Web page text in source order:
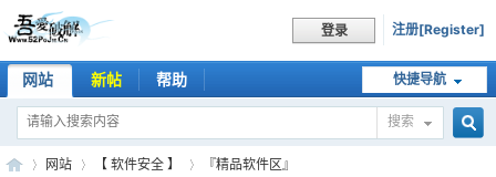
登录 注册[Register]
快捷导航
网站 新帖 帮助
搜索
网站 【 软件安全 】
『精品软件区』